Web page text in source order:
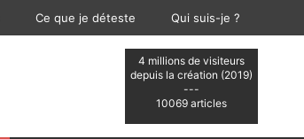
Ce que je déteste Qui suis-je ?
4 millions de visiteurs
depuis la création (2019)
---
10069 articles